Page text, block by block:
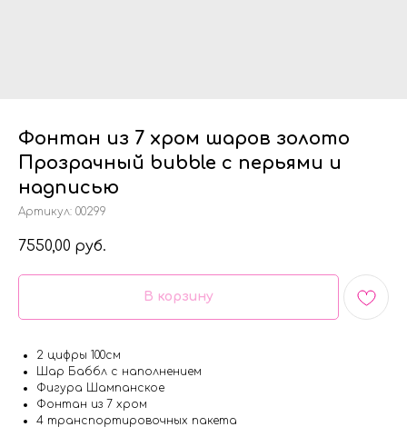
Фонтан из 7 хром шаров золото
Прозрачный bubble с перьями и
надписью
Артикул: 00299
7550,00 руб.
В корзину
2 цифры 100см
Шар Баббл с наполнением
Фигура Шампанское
Фонтан из 7 хром
4 транспортировочных пакета